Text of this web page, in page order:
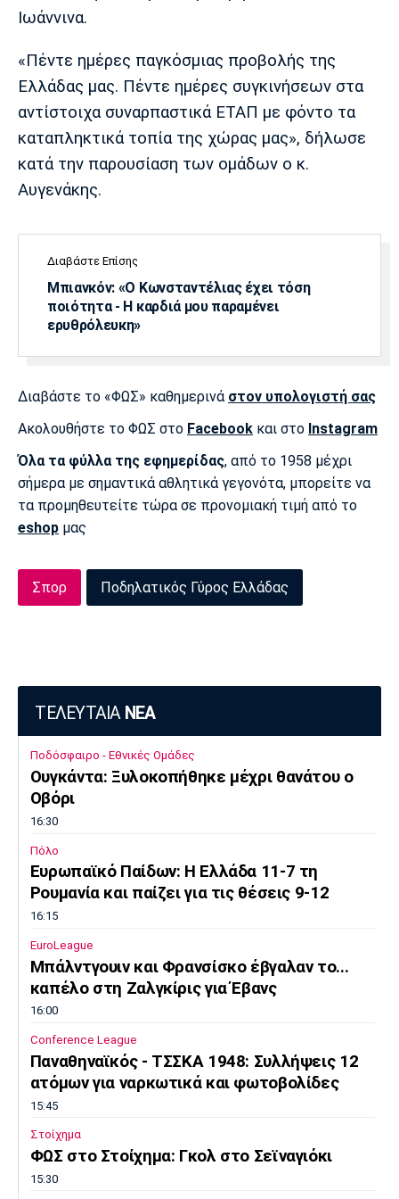
Ιωάννινα.
«Πέντε ημέρες παγκόσμιας προβολής της
Ελλάδας μας. Πέντε ημέρες συγκινήσεων στα
αντίστοιχα συναρπαστικά ΕΤΑΠ με φόντο τα
καταπληκτικά τοπία της χώρας μας», δήλωσε
κατά την παρουσίαση των ομάδων ο κ.
Αυγενάκης.
Διαβάστε Επίσης
Μπιανκόν: «Ο Κωνσταντέλιας έχει τόση
ποιότητα - Η καρδιά μου παραμένει
ερυθρόλευκη»
Διαβάστε το «ΦΩΣ» καθημερινά στον υπολογιστή σας
Ακολουθήστε το ΦΩΣ στο Facebook και στο Instagram
Όλα τα φύλλα της εφημερίδας, από το 1958 μέχρι
σήμερα με σημαντικά αθλητικά γεγονότα, μπορείτε να
τα προμηθευτείτε τώρα σε προνομιακή τιμή από το
eshop μας
Σπορ Ποδηλατικός Γύρος Ελλάδας
ΤΕΛΕΥΤΑΙΑ ΝΕΑ
Ποδόσφαιρο - Εθνικές Ομάδες
Ουγκάντα: Ξυλοκοπήθηκε μέχρι θανάτου ο
Οβόρι
16:30
Πόλο
Ευρωπαϊκό Παίδων: Η Ελλάδα 11-7 τη
Ρουμανία και παίζει για τις θέσεις 9-12
16:15
EuroLeague
Μπάλντγουιν και Φρανσίσκο έβγαλαν το...
καπέλο στη Ζαλγκίρις για Έβανς
16:00
Conference League
Παναθηναϊκός - ΤΣΣΚΑ 1948: Συλλήψεις 12
ατόμων για ναρκωτικά και φωτοβολίδες
15:45
Στοίχημα
ΦΩΣ στο Στοίχημα: Γκολ στο Σεϊναγιόκι
15:30